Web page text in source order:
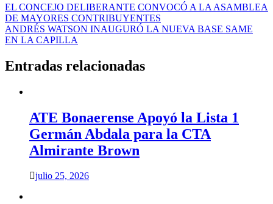
Navegación
de
entradas
EL CONCEJO DELIBERANTE CONVOCÓ A LA ASAMBLEA
DE MAYORES CONTRIBUYENTES
ANDRÉS WATSON INAUGURÓ LA NUEVA BASE SAME
EN LA CAPILLA
Entradas relacionadas
ATE Bonaerense Apoyó la Lista 1
Germán Abdala para la CTA
Almirante Brown
julio 25, 2026